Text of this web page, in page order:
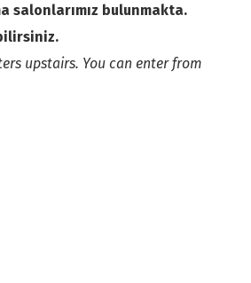
salonlarımız bulunmakta.
upstairs. You can enter from